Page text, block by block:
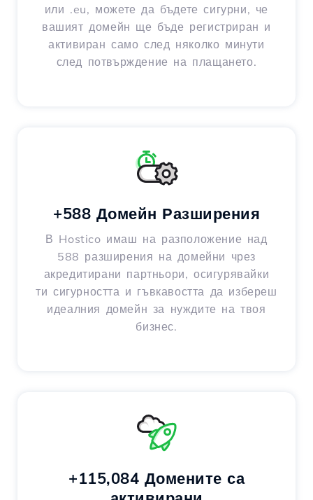
или .eu, можете да бъдете сигурни, че
вашият домейн ще бъде регистриран и
активиран само след няколко минути
след потвърждение на плащането.
+588 Домейн Разширения
В Hostico имаш на разположение над
588 разширения на домейни чрез
акредитирани партньори, осигурявайки
ти сигурността и гъвкавостта да избереш
идеалния домейн за нуждите на твоя
бизнес.
+115,084 Домените са